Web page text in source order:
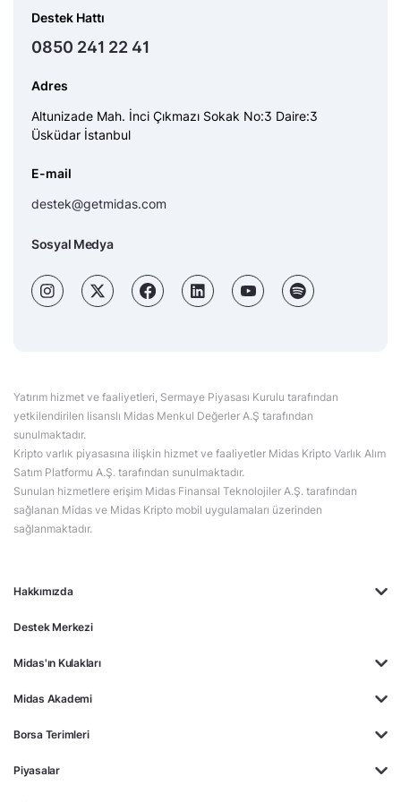
Hakkımızda
Destek Merkezi
Midas'ın Kulakları
Midas Akademi
Borsa Terimleri
Piyasalar
Destek Hattı
0850 241 22 41
Adres
Altunizade Mah. İnci Çıkmazı Sokak No:3 Daire:3
Üsküdar İstanbul
E-mail
destek@getmidas.com
Sosyal Medya
Yatırım hizmet ve faaliyetleri, Sermaye Piyasası Kurulu tarafından
yetkilendirilen lisanslı Midas Menkul Değerler A.Ş tarafından
sunulmaktadır.
Kripto varlık piyasasına ilişkin hizmet ve faaliyetler Midas Kripto Varlık Alım
Satım Platformu A.Ş. tarafından sunulmaktadır.
Sunulan hizmetlere erişim Midas Finansal Teknolojiler A.Ş. tarafından
sağlanan Midas ve Midas Kripto mobil uygulamaları üzerinden
sağlanmaktadır.